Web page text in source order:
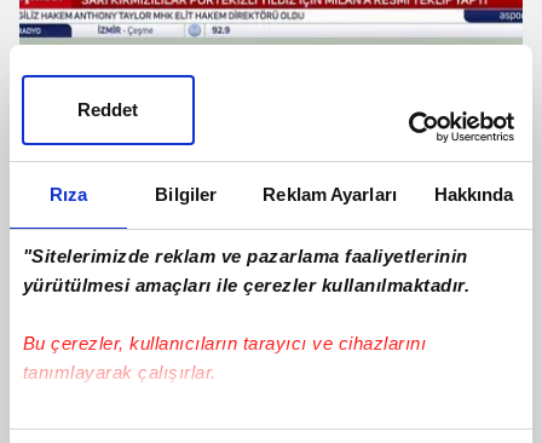
Rıza Bilgiler Reklam Ayarları Hakkında
"Sitelerimizde reklam ve pazarlama faaliyetlerinin
yürütülmesi amaçları ile çerezler kullanılmaktadır.
Bu çerezler, kullanıcıların tarayıcı ve cihazlarını
tanımlayarak çalışırlar.
Bu çerezlere izin vermeniz halinde sizlere özel
Reddet